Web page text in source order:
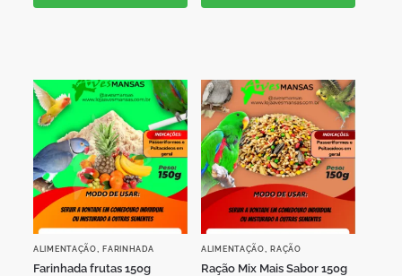
ALIMENTAÇÃO,FARINHADA
Farinhada frutas 150g
ALIMENTAÇÃO,RAÇÃO
Ração Mix Mais Sabor 150g